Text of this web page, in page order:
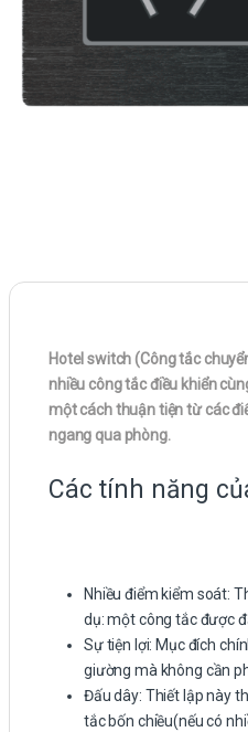
Hotel switch (Công tắc
nhiều công tắc điều khiển
một cách thuận tiện từ các
ngang qua phòng.
Các tính năng
Nhiều điểm kiểm soát:
dụ: một công tắc được
Sự tiện lợi: Mục đích
giường mà không cần
Đấu dây: Thiết lập này
tắc bốn chiều(nếu có